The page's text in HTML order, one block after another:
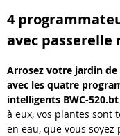
4
avec passerelle
Arrosez votre jardin
avec les quatre
intelligents BWC-520.bt
à eux, vos plantes sont
en eau, que vous soyez